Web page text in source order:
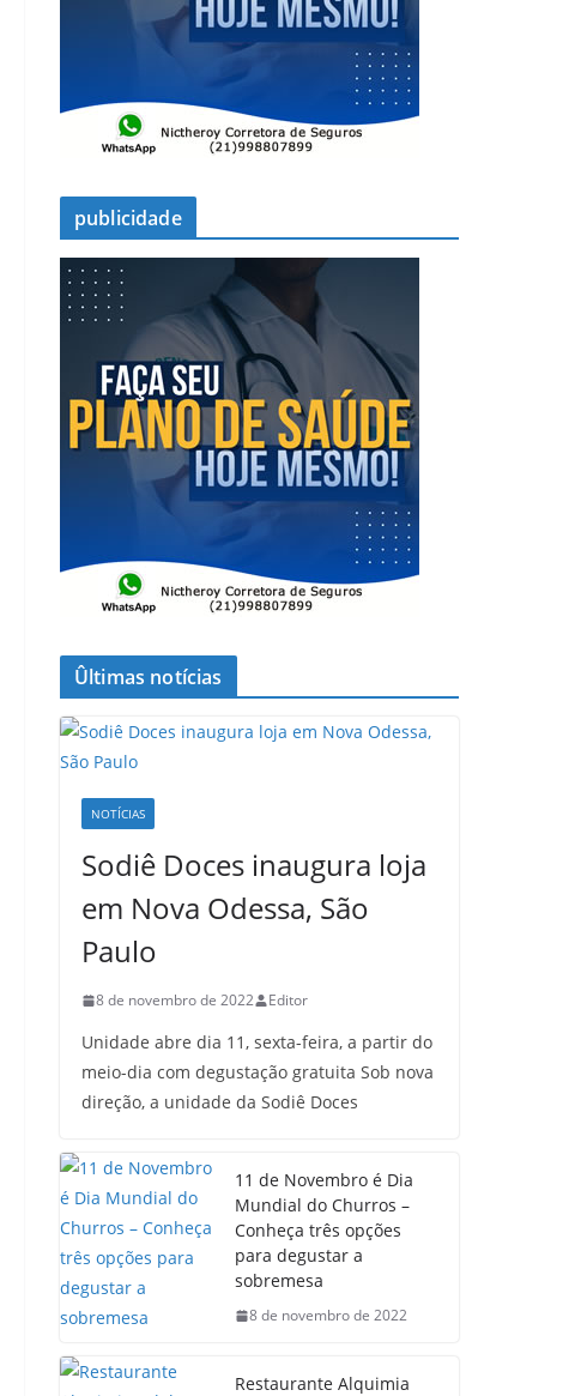
publicidade
Ûltimas notícias
NOTÍCIAS
Sodiê Doces inaugura loja
em Nova Odessa, São
Paulo
8 de novembro de 2022 Editor
Unidade abre dia 11, sexta-feira, a partir do
meio-dia com degustação gratuita Sob nova
direção, a unidade da Sodiê Doces
11 de Novembro é Dia
Mundial do Churros –
Conheça três opções
para degustar a
sobremesa
8 de novembro de 2022
Restaurante Alquimia